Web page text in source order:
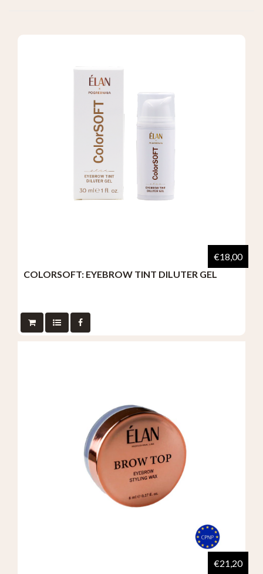
COLORSOFT: EYEBROW TINT DILUTER GEL
€18,00
€21,20